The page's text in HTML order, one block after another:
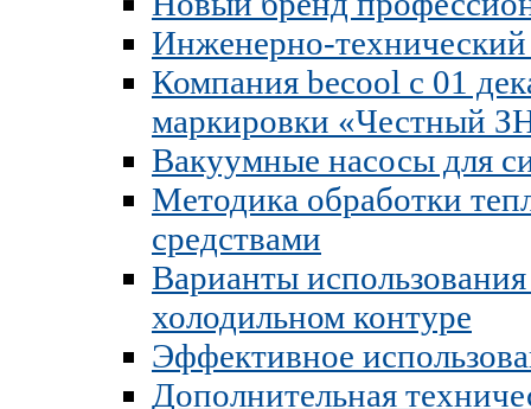
Инженерно-
Компания becool c 01
маркировки «Честный
Вакуумные насосы для
Методика обработки
средствами
Варианты
холодильном контуре
Эффективное
Дополнительная